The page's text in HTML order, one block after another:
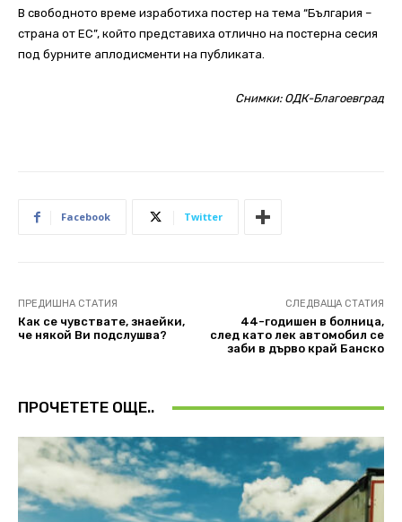
В свободното време изработиха постер на тема “България –
страна от ЕС”, който представиха отлично на постерна сесия
под бурните аплодисменти на публиката.
Снимки: ОДК-Благоевград
Facebook Twitter
ПРЕДИШНА СТАТИЯ
Как се чувствате, знаейки,
че някой Ви подслушва?
СЛЕДВАЩА СТАТИЯ
44-годишен в болница,
след като лек автомобил се
заби в дърво край Банско
ПРОЧЕТЕТЕ ОЩЕ..